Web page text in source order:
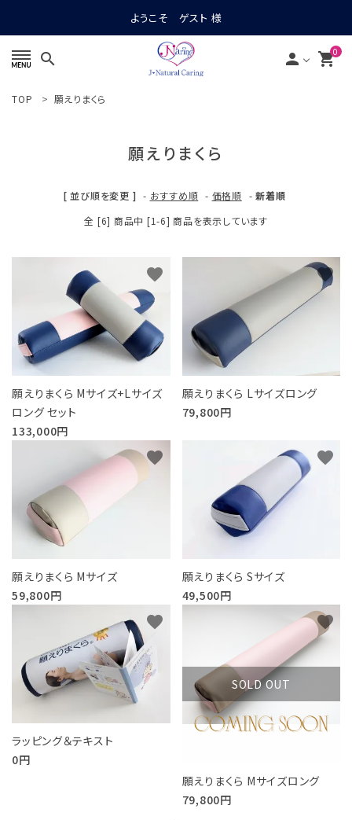
ようこそ ゲスト 様
search person 0
shopping_cart
CONTENTS
ACCOUNT MENU
ようこそ ゲスト 様
meeting_room ログイン person 新規会員登録
TOP 願えりまくら
願えりまくら
[ 並び順を変更 ] - おすすめ順 - 価格順 - 新着順
全 [6] 商品中 [1-6] 商品を表示しています
願えりまくら Mサイズ+Lサイズ
ロング セット
133,000円
favorite
願えりまくら Lサイズロング
79,800円
favorite
願えりまくら Mサイズ
59,800円
favorite
願えりまくら Sサイズ
49,500円
favorite
ラッピング＆テキスト
0円
favorite
SOLD OUT
願えりまくら Mサイズロング
79,800円
favorite